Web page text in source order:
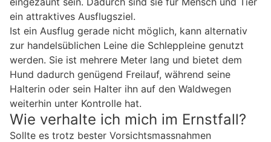
ein attraktives Ausflugsziel.
Ist ein Ausflug gerade nicht möglich, kann alternativ
zur handelsüblichen Leine die Schleppleine genutzt
werden. Sie ist mehrere Meter lang und bietet dem
Hund dadurch genügend Freilauf, während seine
Halterin oder sein Halter ihn auf den Waldwegen
weiterhin unter Kontrolle hat.
Wie verhalte ich mich im Ernstfall?
Sollte es trotz bester Vorsichtsmassnahmen